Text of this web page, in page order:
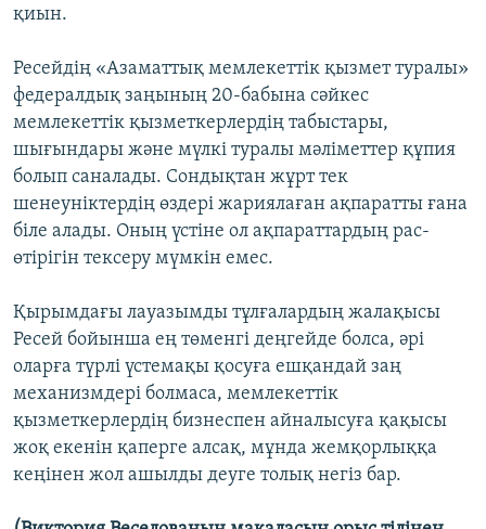
қиын.
Ресейдің «Азаматтық мемлекеттік қызмет туралы»
федералдық заңының 20-бабына сәйкес
мемлекеттік қызметкерлердің табыстары,
шығындары және мүлкі туралы мәліметтер құпия
болып саналады. Сондықтан жұрт тек
шенеуніктердің өздері жариялаған ақпаратты ғана
біле алады. Оның үстіне ол ақпараттардың рас-
өтірігін тексеру мүмкін емес.
Қырымдағы лауазымды тұлғалардың жалақысы
Ресей бойынша ең төменгі деңгейде болса, әрі
оларға түрлі үстемақы қосуға ешқандай заң
механизмдері болмаса, мемлекеттік
қызметкерлердің бизнеспен айналысуға қақысы
жоқ екенін қаперге алсақ, мұнда жемқорлыққа
кеңінен жол ашылды деуге толық негіз бар.